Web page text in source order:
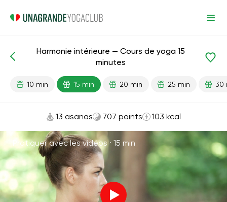
Anti-stress
Harmonie intérieure — Cours de yoga 15
minutes
10 min 15 min 20 min 25 min 30
13 asanas 707 points 103 kcal
Pratiquer avec les vidéos · 15 min